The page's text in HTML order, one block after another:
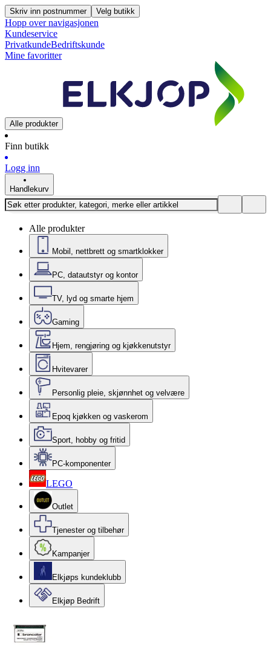
Skriv inn postnummer Velg butikk
Hopp over navigasjonen
Kundeservice
PrivatkundeBedriftskunde
Mine favoritter
Alle produkter
Finn butikk
Logg inn
Handlekurv
Alle produkter
Mobil, nettbrett og smartklokker
PC, datautstyr og kontor
TV, lyd og smarte hjem
Gaming
Hjem, rengjøring og kjøkkenutstyr
Hvitevarer
Personlig pleie, skjønnhet og velvære
Epoq kjøkken og vaskerom
Sport, hobby og fritid
PC-komponenter
LEGO
Outlet
Tjenester og tilbehør
Kampanjer
Elkjøps kundeklubb
Elkjøp Bedrift